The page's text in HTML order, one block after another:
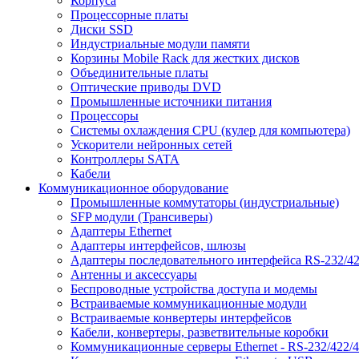
Процессорные платы
Диски SSD
Индустриальные модули памяти
Корзины Mobile Rack для жестких дисков
Объединительные платы
Оптические приводы DVD
Промышленные источники питания
Процессоры
Системы охлаждения CPU (кулер для компьютера)
Ускорители нейронных сетей
Контроллеры SATA
Кабели
Коммуникационное оборудование
Промышленные коммутаторы (индустриальные)
SFP модули (Трансиверы)
Адаптеры Ethernet
Адаптеры интерфейсов, шлюзы
Адаптеры последовательного интерфейса RS-232/
Антенны и аксессуары
Беспроводные устройства доступа и модемы
Встраиваемые коммуникационные модули
Встраиваемые конвертеры интерфейсов
Кабели, конвертеры, разветвительные коробки
Коммуникационные серверы Ethernet - RS-232/422/